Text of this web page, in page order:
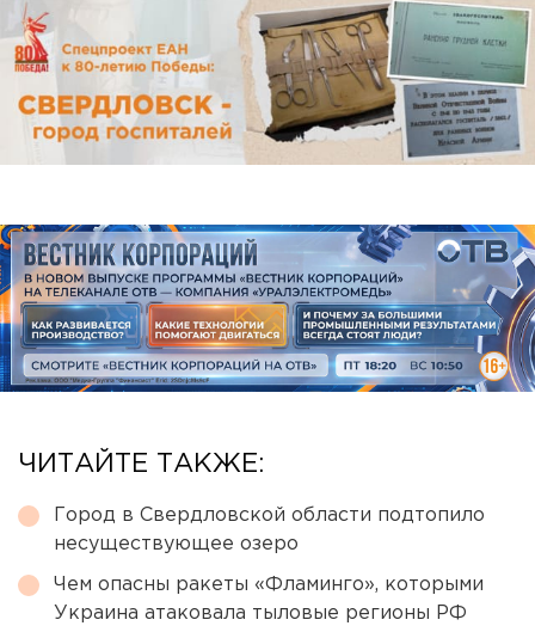
ЧИТАЙТЕ ТАКЖЕ:
Город в Свердловской области подтопило
несуществующее озеро
Чем опасны ракеты «Фламинго», которыми
Украина атаковала тыловые регионы РФ